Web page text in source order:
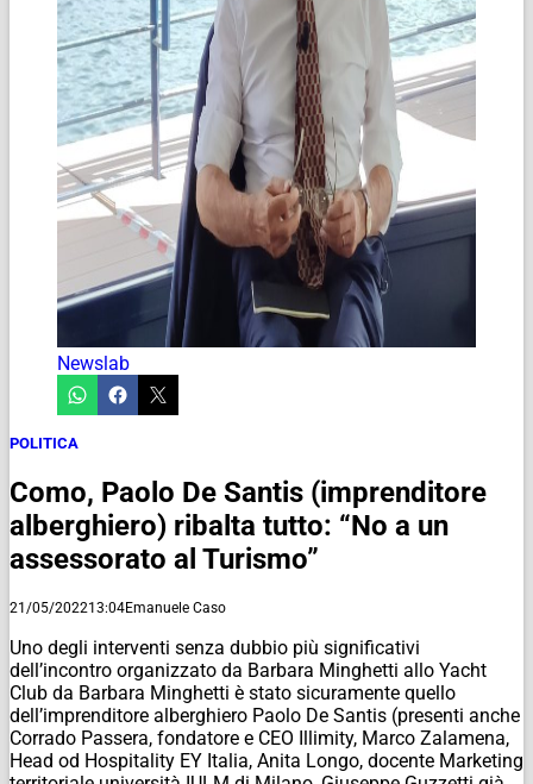
Newslab
POLITICA
Como, Paolo De Santis (imprenditore
alberghiero) ribalta tutto: “No a un
assessorato al Turismo”
21/05/202213:04Emanuele Caso
Uno degli interventi senza dubbio più significativi
dell’incontro organizzato da Barbara Minghetti allo Yacht
Club da Barbara Minghetti è stato sicuramente quello
dell’imprenditore alberghiero Paolo De Santis (presenti anche
Corrado Passera, fondatore e CEO Illimity, Marco Zalamena,
Head od Hospitality EY Italia, Anita Longo, docente Marketing